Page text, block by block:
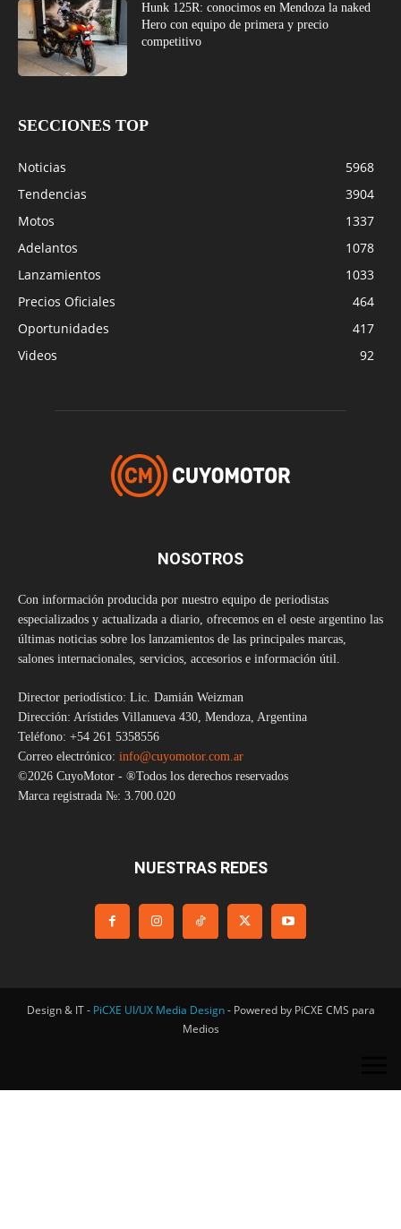
Hunk 125R: conocimos en Mendoza la naked
Hero con equipo de primera y precio
competitivo
SECCIONES TOP
Noticias
5968
Tendencias
3904
Motos
1337
Adelantos
1078
Lanzamientos
1033
Precios Oficiales
464
Oportunidades
417
Videos
92
NOSOTROS
Con información producida por nuestro equipo de periodistas
especializados y actualizada a diario, ofrecemos en el oeste argentino las
últimas noticias sobre los lanzamientos de las principales marcas,
salones internacionales, servicios, accesorios e información útil.
Director periodístico: Lic. Damián Weizman
Dirección: Arístides Villanueva 430, Mendoza, Argentina
Teléfono: +54 261 5358556
Correo electrónico: info@cuyomotor.com.ar
©2026 CuyoMotor - ®Todos los derechos reservados
Marca registrada №: 3.700.020
NUESTRAS REDES
Design & IT - PiCXE UI/UX Media Design- Powered by PiCXE CMS para
Medios